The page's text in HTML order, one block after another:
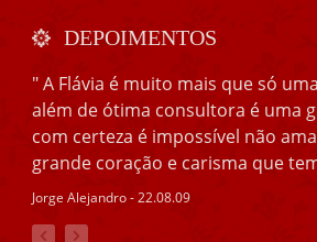
DEPOIMENTOS
" A Flávia é muito mais que só
além de ótima consultora é uma
com certeza é impossível não
grande coração e carisma que
Jorge Alejandro - 22.08.09